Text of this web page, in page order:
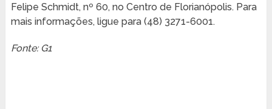
Felipe Schmidt, nº 60, no Centro de Florianópolis. Para
mais informações, ligue para (48) 3271-6001.
Fonte: G1